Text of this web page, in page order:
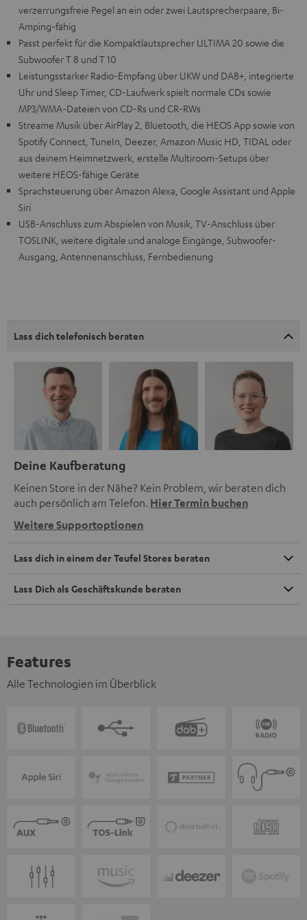
verzerrungsfreie Pegel an ein oder zwei Lautsprecherpaare, Bi-
Amping-fähig
Passt perfekt für die Kompaktlautsprecher ULTIMA 20 sowie die
Subwoofer T 8 und T 10
Leistungsstarker Radio-Empfang über UKW und DAB+, integrierte
Uhr und Sleep Timer, CD-Laufwerk spielt normale CDs sowie
MP3/WMA-Dateien von CD-Rs und CR-RWs
Streame Musik über AirPlay 2, Bluetooth, die HEOS App sowie von
Spotify Connect, TuneIn, Deezer, Amazon Music HD, TIDAL oder
aus deinem Heimnetzwerk, erstelle Multiroom-Setups über
weitere HEOS-fähige Geräte
Sprachsteuerung über Amazon Alexa, Google Assistant und Apple
Siri
USB-Anschluss zum Abspielen von Musik, TV-Anschluss über
TOSLINK, weitere digitale und analoge Eingänge, Subwoofer-
Ausgang, Antennenanschluss, Fernbedienung
Lass dich telefonisch beraten
Deine Kaufberatung
Keinen Store in der Nähe? Kein Problem, wir beraten dich
auch persönlich am Telefon. Hier Termin buchen
Weitere Supportoptionen
Lass dich in einem der Teufel Stores beraten
Lass Dich als Geschäftskunde beraten
Features
Alle Technologien im Überblick